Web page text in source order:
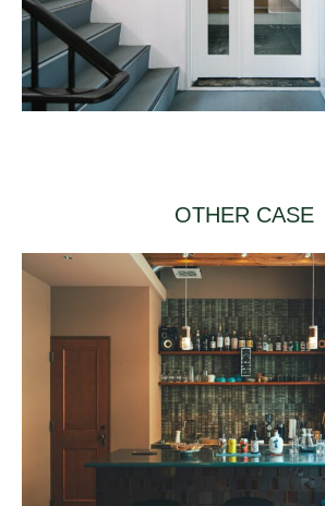
OTHER CASE